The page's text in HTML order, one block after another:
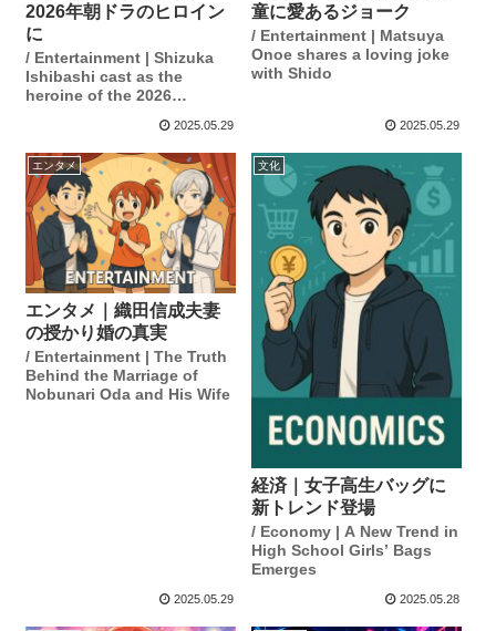
2026年朝ドラのヒロイン
に
/ Entertainment | Shizuka
Ishibashi cast as the
heroine of the 2026
2025.05.29
童に愛あるジョーク
/ Entertainment | Matsuya
Onoe shares a loving joke
with Shido
2025.05.29
エンタメ
エンタメ｜織田信成夫妻
の授かり婚の真実
/ Entertainment | The Truth
Behind the Marriage of
Nobunari Oda and His Wife
2025.05.29
文化
経済｜女子高生バッグに
新トレンド登場
/ Economy | A New Trend in
High School Girls’ Bags
Emerges
2025.05.28